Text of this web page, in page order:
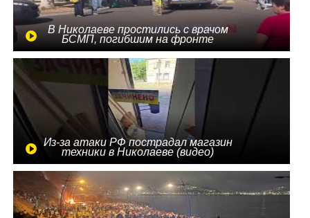
В Николаеве простились с врачом
БСМП, погибшим на фронте
Из-за атаки РФ пострадал магазин
техники в Николаеве (видео)